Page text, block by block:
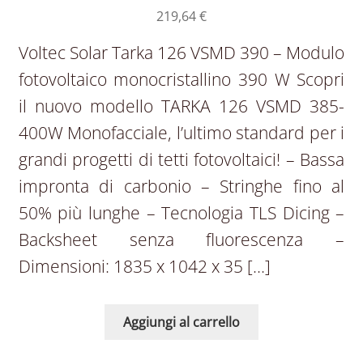
219,64€
Voltec Solar Tarka 126 VSMD 390 – Modulo
fotovoltaico monocristallino 390 W Scopri
il nuovo modello TARKA 126 VSMD 385-
400W Monofacciale, l’ultimo standard per i
grandi progetti di tetti fotovoltaici! – Bassa
impronta di carbonio – Stringhe fino al
50% più lunghe – Tecnologia TLS Dicing –
Backsheet senza fluorescenza –
Dimensioni: 1835 x 1042 x 35 […]
Aggiungi al carrello